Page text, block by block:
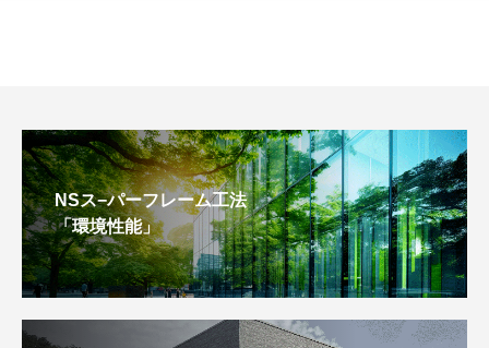
NSス−パーフレーム工法
「環境性能」